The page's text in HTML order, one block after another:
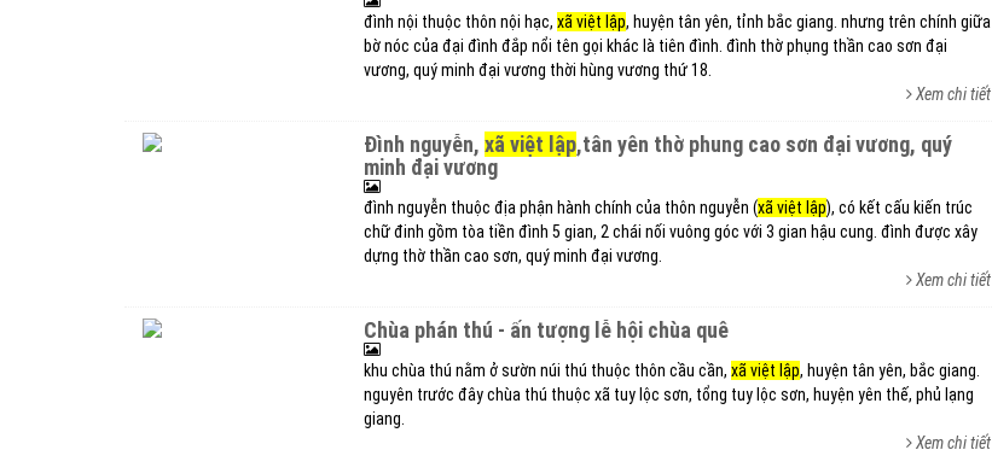
đình nội thuộc thôn nội hạc, xã việt lập, huyện tân yên, tỉnh bắc giang. nhưng trên chính giữa
bờ nóc của đại đình đắp nổi tên gọi khác là tiên đình. đình thờ phụng thần cao sơn đại
vương, quý minh đại vương thời hùng vương thứ 18.
Xem chi tiết
đình nguyễn, xã việt lập,tân yên thờ phung cao sơn đại vương, quý
minh đại vương
đình nguyễn thuộc địa phận hành chính của thôn nguyễn (xã việt lập), có kết cấu kiến trúc
chữ đinh gồm tòa tiền đình 5 gian, 2 chái nối vuông góc với 3 gian hậu cung. đình được xây
dựng thờ thần cao sơn, quý minh đại vương.
Xem chi tiết
chùa phán thú - ấn tượng lễ hội chùa quê
khu chùa thú nằm ở sườn núi thú thuộc thôn cầu cần, xã việt lập, huyện tân yên, bắc giang.
nguyên trước đây chùa thú thuộc xã tuy lộc sơn, tổng tuy lộc sơn, huyện yên thế, phủ lạng
giang.
Xem chi tiết